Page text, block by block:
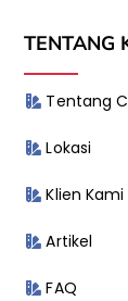
TENTANG
Tentang
Lokasi
Klien Kami
Artikel
FAQ